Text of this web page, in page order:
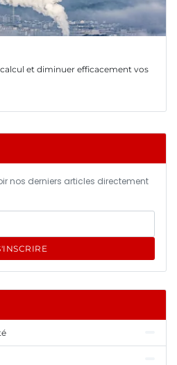
et diminuer efficacement vos
nos derniers articles directement